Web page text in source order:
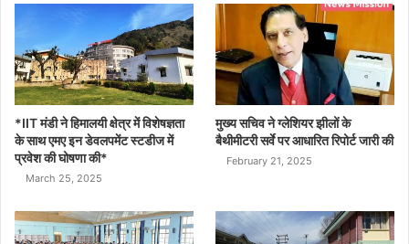
*IIT मंडी ने हिमालयी क्षेत्र में विशेषज्ञता
के साथ एमए इन डेवलपमेंट स्टडीज में
प्रवेश की घोषणा की*
March 25, 2025
मुख्य सचिव ने ग्लेशियर झीलों के
बैथीमीटरी सर्वे पर आधारित रिपोर्ट जारी की
February 21, 2025